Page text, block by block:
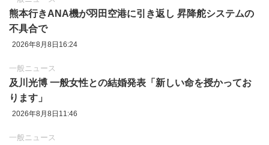
熊本行きANA機が羽田空港に引き返し 昇降舵システムの
不具合で
2026年8月8日16:24
一般ニュース
及川光博 一般女性との結婚発表「新しい命を授かってお
ります」
2026年8月8日11:46
一般ニュース